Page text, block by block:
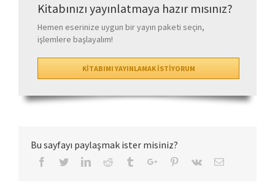
Kitabınızı yayınlatmaya hazır mısınız?
Hemen eserinize uygun bir yayın paketi seçin,
işlemlere başlayalım!
KİTABIMI YAYINLAMAK İSTİYORUM
Bu sayfayı paylaşmak ister misiniz?